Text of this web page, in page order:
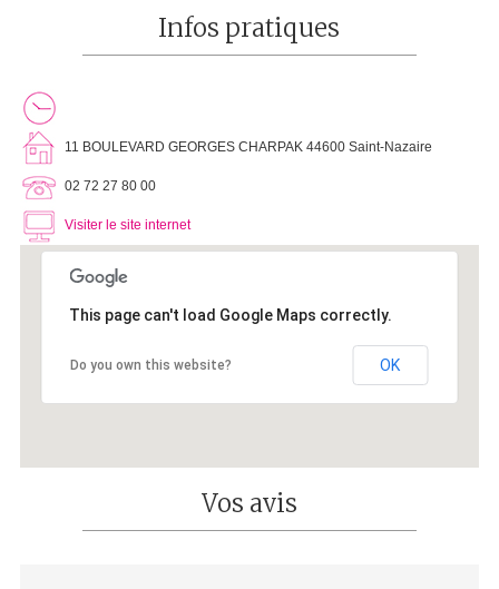
Infos pratiques
11 BOULEVARD GEORGES CHARPAK 44600 Saint-Nazaire
02 72 27 80 00
Visiter le site internet
This page can't load Google Maps correctly.
Do you own this website? OK
Vos avis